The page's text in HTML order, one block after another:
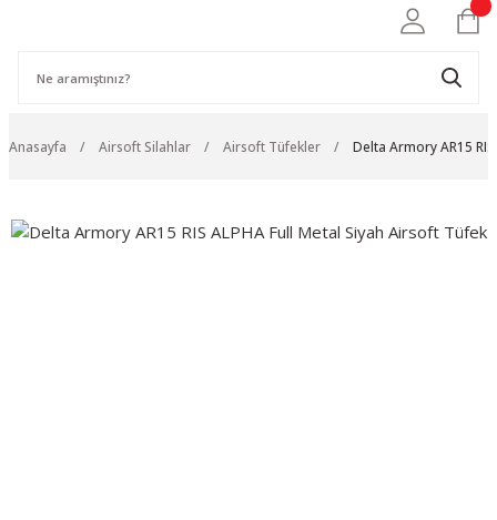
Anasayfa Airsoft Silahlar Airsoft Tüfekler Delta Armory AR15